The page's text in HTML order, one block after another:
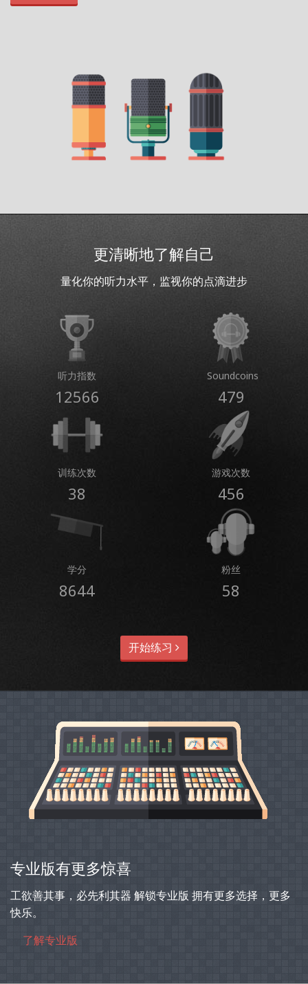
更清晰地了解自己
量化你的听力水平，监视你的点滴进步
听力指数
12566
Soundcoins
479
训练次数
38
游戏次数
456
学分
8644
粉丝
58
开始练习
专业版有更多惊喜
工欲善其事，必先利其器 解锁专业版 拥有更多选择，更多
快乐。
了解专业版